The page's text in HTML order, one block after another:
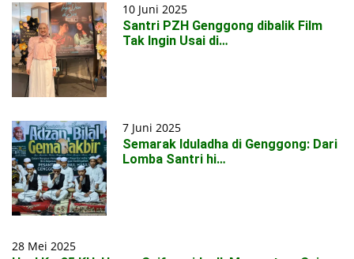
10 Juni 2025
Santri PZH Genggong dibalik Film
Tak Ingin Usai di…
7 Juni 2025
Semarak Iduladha di Genggong: Dari
Lomba Santri hi…
28 Mei 2025